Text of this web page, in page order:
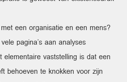
een organisatie en een mens?
pagina’s aan analyses
vaststelling is dat een
behoeven te knokken voor zijn